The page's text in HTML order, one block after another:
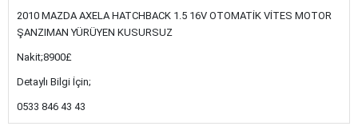
2010 MAZDA AXELA HATCHBACK 1.5 16V OTOMATİK VİTES MOTOR
ŞANZIMAN YÜRÜYEN KUSURSUZ
Nakit;8900£
Detaylı Bilgi İçin;
0533 846 43 43